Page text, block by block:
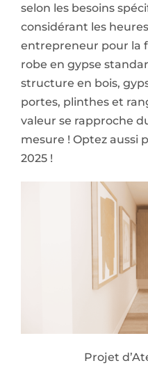
selon les besoins
considérant les
entrepreneur pour la
robe en gypse
structure en bois,
portes, plinthes et
valeur se rapproche
mesure ! Optez aussi
2025 !
Projet